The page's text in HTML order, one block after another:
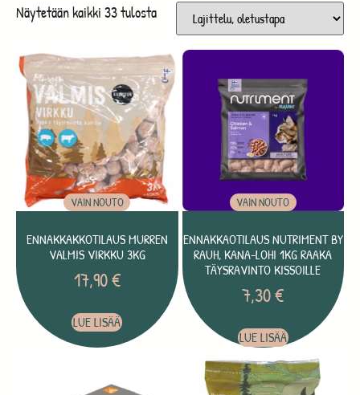
Näytetään kaikki 33 tulosta
VAIN NOUTO
ENNAKKAKKOTILAUS MURREN
VALMIS VIRKKU 3KG
17,90€
LUE LISÄÄ
VAIN NOUTO
ENNAKKAOTILAUS NUTRIMENT BY
RAUH, KANA-LOHI 1KG RAAKA
TÄYSRAVINTO KISSOILLE
7,30€
LUE LISÄÄ